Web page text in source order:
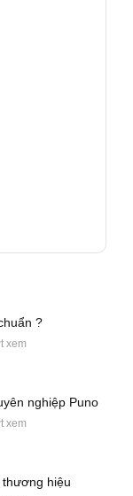
?
xem
nghiệp Puno
xem
hiệu